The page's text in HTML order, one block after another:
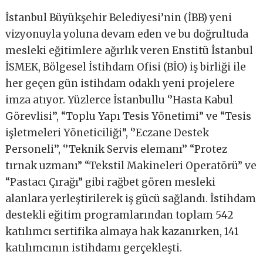
İstanbul Büyükşehir Belediyesi’nin (İBB) yeni
vizyonuyla yoluna devam eden ve bu doğrultuda
mesleki eğitimlere ağırlık veren Enstitü İstanbul
İSMEK, Bölgesel İstihdam Ofisi (BİO) iş birliği ile
her geçen gün istihdam odaklı yeni projelere
imza atıyor. Yüzlerce İstanbullu ‘’Hasta Kabul
Görevlisi’’, “Toplu Yapı Tesis Yönetimi” ve “Tesis
işletmeleri Yöneticiliği”, ‘’Eczane Destek
Personeli’’, ‘’Teknik Servis elemanı’’ “Protez
tırnak uzmanı” “Tekstil Makineleri Operatörü” ve
“Pastacı Çırağı” gibi rağbet gören mesleki
alanlara yerleştirilerek iş gücü sağlandı. İstihdam
destekli eğitim programlarından toplam 542
katılımcı sertifika almaya hak kazanırken, 141
katılımcının istihdamı gerçekleşti.